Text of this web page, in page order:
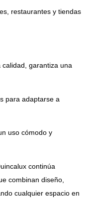
restaurantes y tiendas
calidad, garantiza una
para adaptarse a
uso cómodo y
continúa
combinan diseño,
cualquier espacio en